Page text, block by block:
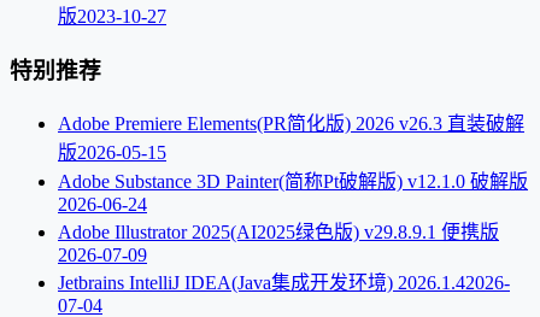
版2023-10-27
特别推荐
Adobe Premiere Elements(PR简化版) 2026 v26.3 直装破解
版2026-05-15
Adobe Substance 3D Painter(简称Pt破解版) v12.1.0 破解版
2026-06-24
Adobe Illustrator 2025(AI2025绿色版) v29.8.9.1 便携版
2026-07-09
Jetbrains IntelliJ IDEA(Java集成开发环境) 2026.1.42026-
07-04